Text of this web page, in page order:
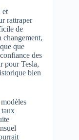
et
rattraper
de
changement,
que
des
pour Tesla,
bien
taux